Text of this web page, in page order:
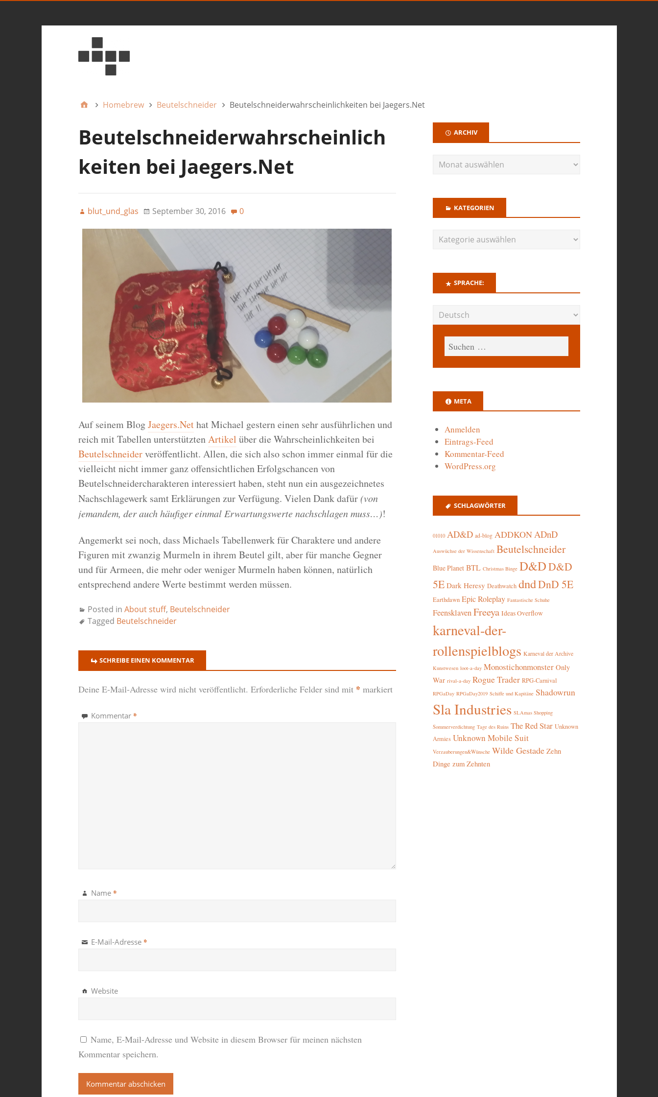
Homebrew Beutelschneider Beutelschneiderwahrscheinlichkeiten bei Jaegers.Net
Beutelschneiderwahrscheinlich
keiten bei Jaegers.Net
blut_und_glas September 30, 2016 0
Auf seinem BlogJaegers.Nethat Michael gestern einen sehr ausführlichen und
reich mit Tabellen unterstütztenArtikel über die Wahrscheinlichkeiten bei
Beutelschneiderveröffentlicht. Allen, die sich also schon immer einmal für die
vielleicht nicht immer ganz offensichtlichen Erfolgschancen von
Beutelschneidercharakteren interessiert haben, steht nun ein ausgezeichnetes
Nachschlagewerk samt Erklärungen zur Verfügung. Vielen Dank dafür (von
jemandem, der auch häufiger einmal Erwartungswerte nachschlagen muss…)!
Angemerkt sei noch, dass Michaels Tabellenwerk für Charaktere und andere
Figuren mit zwanzig Murmeln in ihrem Beutel gilt, aber für manche Gegner
und für Armeen, die mehr oder weniger Murmeln haben können, natürlich
entsprechend andere Werte bestimmt werden müssen.
Posted in About stuff, Beutelschneider
Tagged Beutelschneider
SCHREIBE EINEN KOMMENTAR
Deine E-Mail-Adresse wird nicht veröffentlicht. Erforderliche Felder sind mit * markiert
Kommentar *
Name *
E-Mail-Adresse *
Website
Name, E-Mail-Adresse und Website in diesem Browser für meinen nächsten
Kommentar speichern.
ARCHIV
KATEGORIEN
SPRACHE:
META
Anmelden
Eintrags-Feed
Kommentar-Feed
WordPress.org
SCHLAGWÖRTER
01010 AD&D ad-blog ADDKONADnD
Auswüchse der Wissenschaft Beutelschneider
Blue Planet BTL Christmas Binge D&DD&D
5E Dark Heresy Deathwatch dndDnD 5E
Earthdawn Epic Roleplay Fantastische Schuhe
Feensklaven Freeya Ideas Overflow
karneval-der-
rollenspielblogs Karneval der Archive
Kunstwesen loot-a-day Monostichonmonster Only
War rival-a-day Rogue Trader RPG-Carnival
RPGaDay RPGaDay2019 Schiffe und Kapitäne Shadowrun
Sla Industries SLAmas Shopping
Sommerverdichtung Tage des Ruins The Red Star Unknown
Armies Unknown Mobile Suit
Verzauberungen&Wünsche Wilde Gestade Zehn
Dinge zum Zehnten